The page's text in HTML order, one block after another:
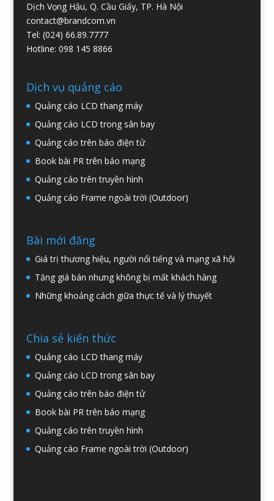
Dịch Vọng Hậu, Q. Cầu Giấy, TP. Hà Nội
contact@brandcom.vn
Tel: (024) 66.89.7777
Hotline: 098 145 8866
Dịch vụ quảng cáo
Quảng cáo LCD thang máy
Quảng cáo LCD trong sân bay
Quảng cáo trên báo điện tử
Book bài PR trên báo mạng
Quảng cáo trên truyền hình
Quảng cáo Frame ngoài trời (Outdoor)
Bài mới đăng
Giá trị thương hiệu, người nổi tiếng và mạng xã hội
Tăng giá bán nhưng không bị mất khách hàng
Những khoảng cách giữa thực tế và lý thuyết
Chia sẻ kiến thức
Quảng cáo LCD thang máy
Quảng cáo LCD trong sân bay
Quảng cáo trên báo điện tử
Book bài PR trên báo mạng
Quảng cáo trên truyền hình
Quảng cáo Frame ngoài trời (Outdoor)